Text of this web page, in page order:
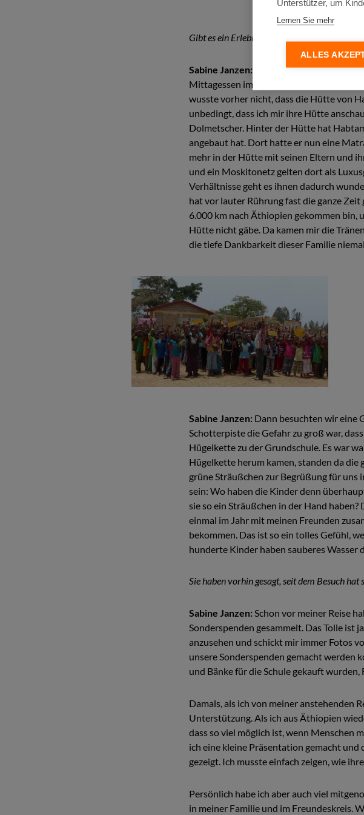
Gibt es ein Erlebnis, von dem Sie sagen, das
Sabine Janzen:
Ich habe ein paar
Mittagessen im World Vision Gebäude
wusste vorher nicht, dass die Hütte von
unbedingt, dass ich mir ihre Hütte
Dolmetscher. Hinter der Hütte hat
angebaut hat. Dort hatte er nun eine
mehr in der Hütte mit seinen Eltern und
und ein Moskitonetz gelten dort als
Verhältnisse geht es ihnen dadurch
hat vor lauter Rührung fast die ganze Zeit
6.000 km nach Äthiopien gekommen bin,
Hütte nicht gäbe. Da kamen mir die
die tiefe Dankbarkeit dieser Familie
Sabine Janzen: Dann besuchten wir eine
Schotterpiste die Gefahr zu groß war,
Hügelkette zu der Grundschule. Es war
Hügelkette herum kamen, standen da
grüne Sträußchen zur Begrüßung für uns
sein: Wo haben die Kinder denn
sie so ein Sträußchen in der Hand
einmal im Jahr mit meinen Freunden
bekommen. Das ist so ein tolles Gefühl,
hunderte Kinder haben sauberes Wasser
Sie haben vorhin gesagt, seit dem Besuch
Sabine Janzen: Schon vor meiner Reise
Sonderspenden gesammelt. Das Tolle
anzusehen und schickt mir immer Fotos
unsere Sonderspenden gemacht werden
und Bänke für die Schule gekauft
Damals, als ich von meiner anstehenden
Unterstützung. Als ich aus Äthiopien
dass so viel möglich ist, wenn Menschen
ich eine kleine Präsentation gemacht
gezeigt. Ich musste einfach zeigen, wie
Persönlich habe ich aber auch viel
in meiner Familie und im Freundeskreis.
Unterstützer, um
Lernen Sie mehr
ALLES